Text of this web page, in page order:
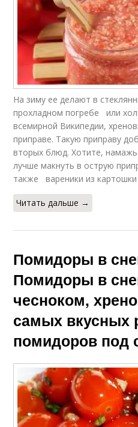
На зиму ее делают в
прохладном погребе или
всемирной Википедии,
приправе. Такую приправу
вторых блюд. Хотите,
лучше макнуть в острую
также вареники из картошки
Читать дальше →
Помидоры в
Помидоры в
чесноком,
самых вкусных
помидоров под